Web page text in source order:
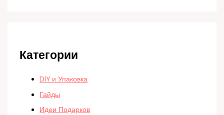
Категории
DIY и Упаковка
Гайды
Идеи Подарков